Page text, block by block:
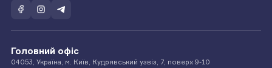
Головний офіс
04053, Україна, м. Київ, Кудрявський узвіз, 7, поверх 9-10